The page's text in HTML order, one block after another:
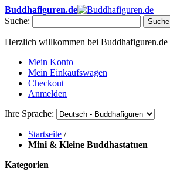
Buddhafiguren.de
Suche:
Suche
Herzlich willkommen bei Buddhafiguren.de
Mein Konto
Mein Einkaufswagen
Checkout
Anmelden
Ihre Sprache:
Startseite /
Mini & Kleine Buddhastatuen
Kategorien